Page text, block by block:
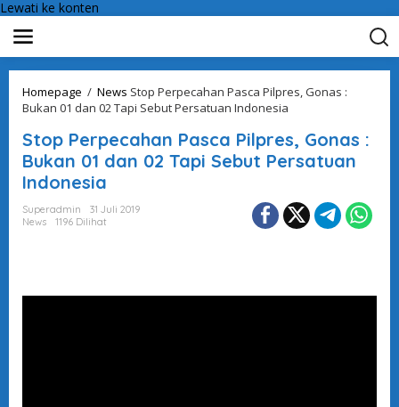
Lewati ke konten
Homepage / News Stop Perpecahan Pasca Pilpres, Gonas :
Bukan 01 dan 02 Tapi Sebut Persatuan Indonesia
Stop Perpecahan Pasca Pilpres, Gonas :
Bukan 01 dan 02 Tapi Sebut Persatuan
Indonesia
Superadmin
31 Juli 2019
News
1196 Dilihat